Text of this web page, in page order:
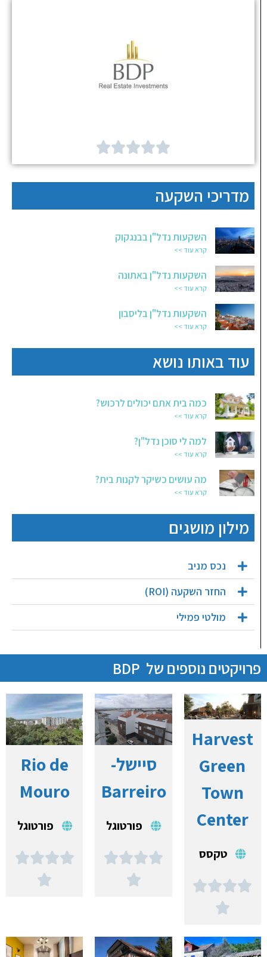





מדריכי השקעה
השקעות נדל"ן בבנגקוק
קרא עוד >>
השקעות נדל"ן באתונה
קרא עוד >>
השקעות נדל"ן בליסבון
קרא עוד >>
עוד באותו נושא
כמה בית אתם יכולים לרכוש?
קרא עוד >>
למה לי סוכן נדל"ן?
קרא עוד >>
מה עושים כשיקר לקנות בית?
קרא עוד >>
מילון מושגים
נכס מניב
החזר השקעה (ROI)
מולטי פמילי
פרויקטים נוספים של BDP
Harvest
Green
Town
Center
טקסס





סיישל-
Barreiro
פורטוגל





Rio de
Mouro
פורטוגל




